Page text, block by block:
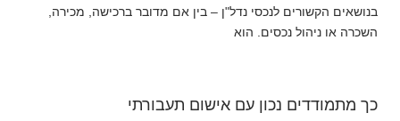
בנושאים הקשורים לנכסי נדל"ן – בין אם מדובר ברכישה, מכירה,
השכרה או ניהול נכסים. הוא
כך מתמודדים נכון עם אישום תעבורתי